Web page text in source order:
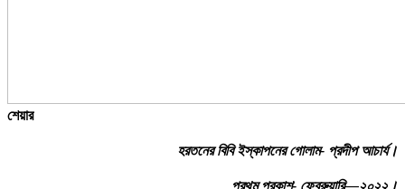
শেয়ার
হরতনের বিবি ইস্কাপনের গোলাম- প্রদীপ আচার্য।